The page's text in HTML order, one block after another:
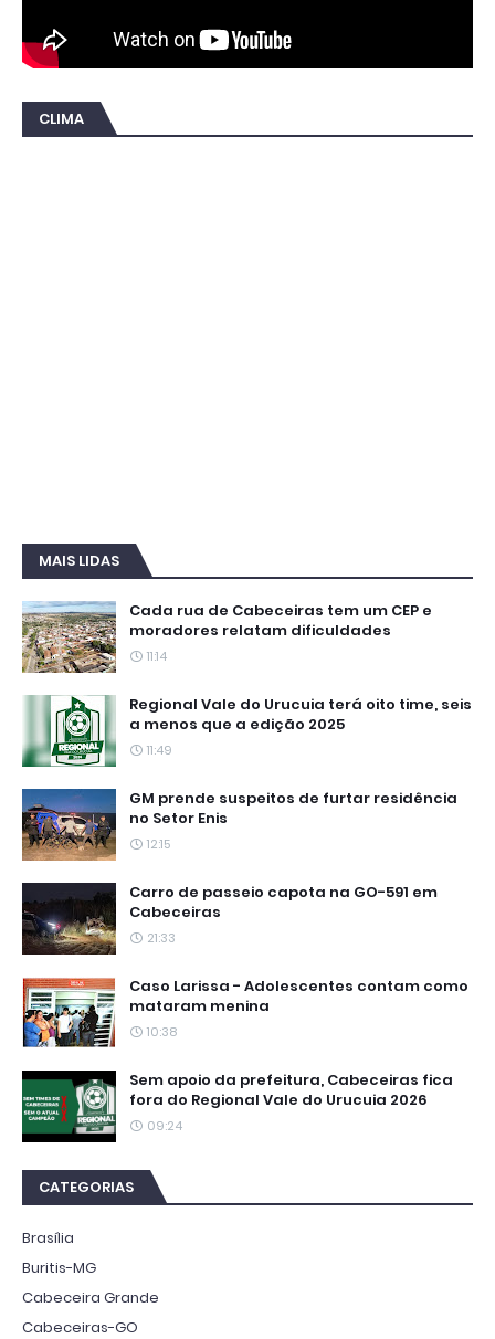
CLIMA
MAIS LIDAS
Cada rua de Cabeceiras tem um CEP e
moradores relatam dificuldades
11:14
Regional Vale do Urucuia terá oito time, seis
a menos que a edição 2025
11:49
GM prende suspeitos de furtar residência
no Setor Enis
12:15
Carro de passeio capota na GO-591 em
Cabeceiras
21:33
Caso Larissa - Adolescentes contam como
mataram menina
10:38
Sem apoio da prefeitura, Cabeceiras fica
fora do Regional Vale do Urucuia 2026
09:24
CATEGORIAS
Brasília
Buritis-MG
Cabeceira Grande
Cabeceiras-GO